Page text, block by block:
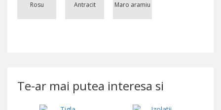
Rosu Antracit Maro aramiu
Te-ar mai putea interesa si